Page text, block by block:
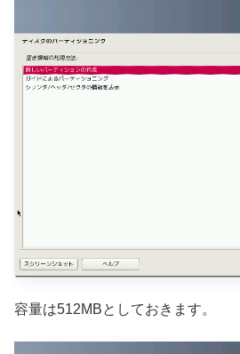
容量は512MBとしておきます。